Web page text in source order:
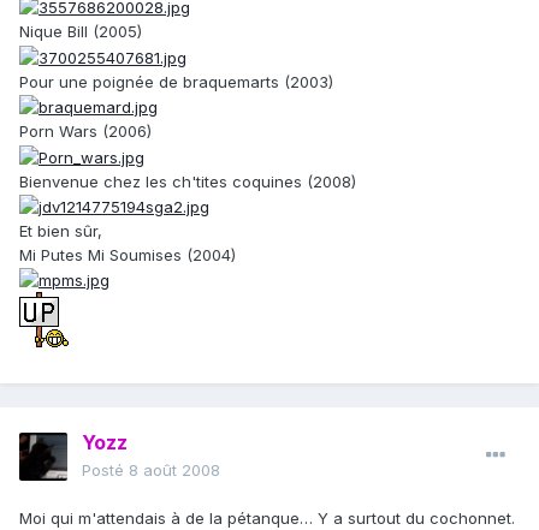
Nique Bill (2005)
Pour une poignée de braquemarts (2003)
Porn Wars (2006)
Bienvenue chez les ch'tites coquines (2008)
Et bien sûr,
Mi Putes Mi Soumises (2004)
Yozz
Posté 8 août 2008
Moi qui m'attendais à de la pétanque… Y a surtout du cochonnet.